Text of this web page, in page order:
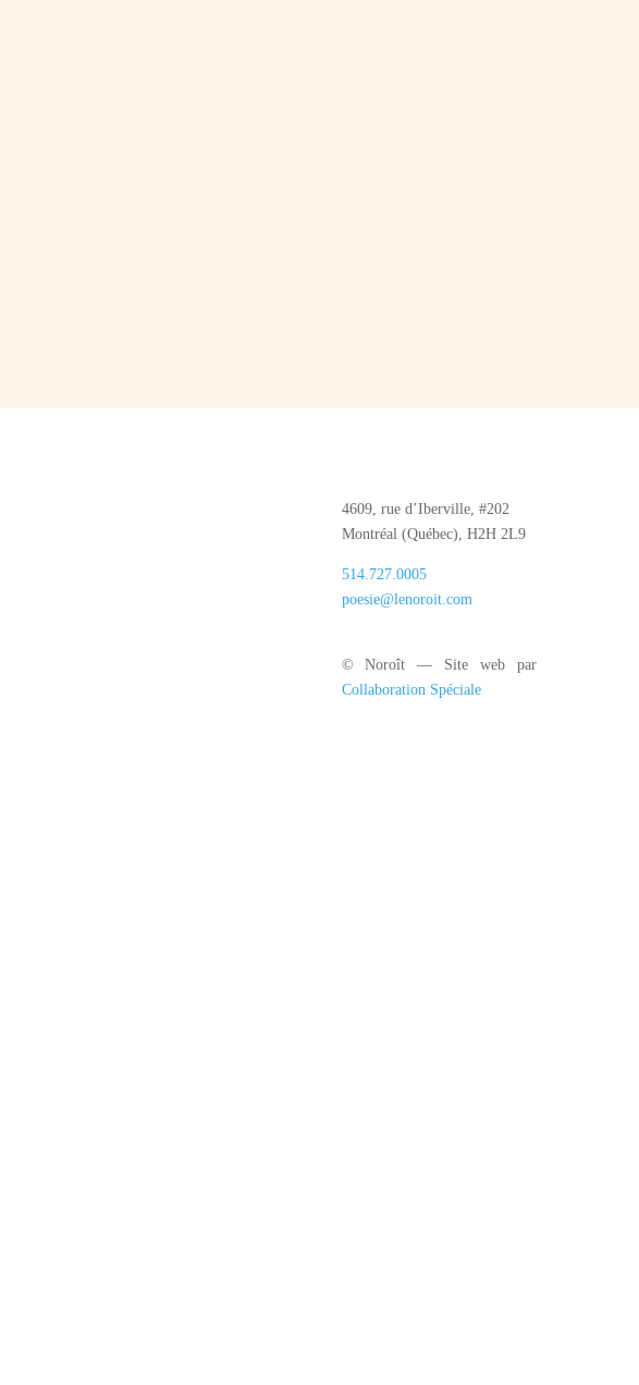
4609, rue d’Iberville, #202
Montréal (Québec), H2H 2L9
514.727.0005
poesie@lenoroit.com
© Noroît — Site web par
Collaboration Spéciale